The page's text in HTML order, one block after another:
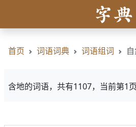
首页 词语词典 词语组词
含地的词语，共有1107，当前第1页